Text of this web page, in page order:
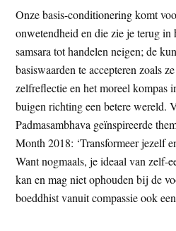
Onze basis-conditionering komt
onwetendheid en die zie je terug
samsara tot handelen neigen; de
basiswaarden te accepteren zoals
zelfreflectie en het moreel kompas
buigen richting een betere wereld.
Padmasambhava geïnspireerde
Month 2018: ‘Transformeer jezelf
Want nogmaals, je ideaal van zelf-
kan en mag niet ophouden bij de
boeddhist vanuit compassie ook